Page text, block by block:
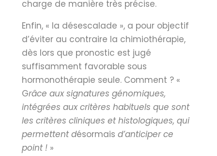
charge de manière très précise.
Enfin, « la désescalade », a pour objectif
d’éviter au contraire la chimiothérapie,
dès lors que pronostic est jugé
suffisamment favorable sous
hormonothérapie seule. Comment ? «
Grâce aux signatures génomiques,
intégrées aux critères habituels que sont
les critères cliniques et histologiques, qui
permettent désormais d’anticiper ce
point !»